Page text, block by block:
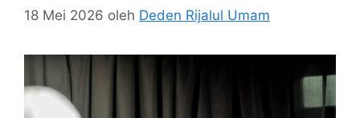
18 Mei 2026 oleh Deden Rijalul Umam